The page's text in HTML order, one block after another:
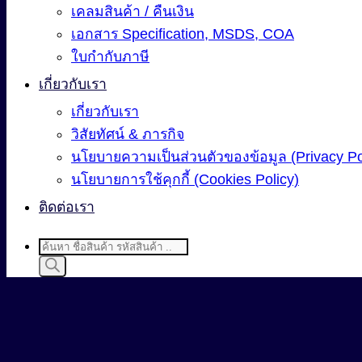
เคลมสินค้า / คืนเงิน
เอกสาร Specification, MSDS, COA
ใบกำกับภาษี
เกี่ยวกับเรา
เกี่ยวกับเรา
วิสัยทัศน์ & ภารกิจ
นโยบายความเป็นส่วนตัวของข้อมูล (Privacy
นโยบายการใช้คุกกี้ (Cookies Policy)
ติดต่อเรา
Products
search